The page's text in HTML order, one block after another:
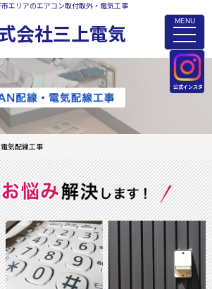
MENU
toggle
市エリアのエアコン取付取外・電気工事
会社三上電気
公式インスタ
気配線工事